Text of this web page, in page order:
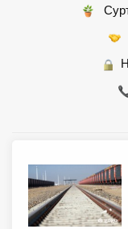
© 2007 - 2026 Монгол